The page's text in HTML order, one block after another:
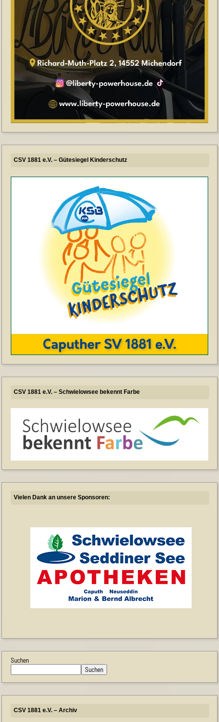
CSV 1881 e.V. – Gütesiegel Kinderschutz
CSV 1881 e.V. – Schwielowsee bekennt Farbe
Vielen Dank an unsere Sponsoren:
Suchen
Suchen
CSV 1881 e.V. – Archiv